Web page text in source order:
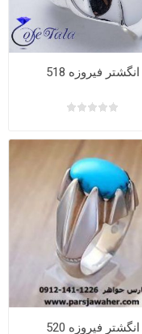
انگشتر فیروزه 518
انگشتر فیروزه 520